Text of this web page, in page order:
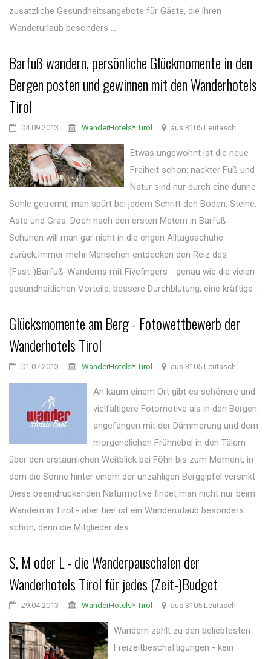
zusätzliche Gesundheitsangebote für Gäste, die ihren
Wanderurlaub besonders ...
Barfuß wandern, persönliche Glückmomente in den
Bergen posten und gewinnen mit den Wanderhotels
Tirol
04.09.2013 WanderHotels* Tirol aus 3105 Leutasch
Etwas ungewohnt ist die neue
Freiheit schon: nackter Fuß und
Natur sind nur durch eine dünne
Sohle getrennt, man spürt bei jedem Schritt den Boden, Steine,
Äste und Gras. Doch nach den ersten Metern in Barfuß-
Schuhen will man gar nicht in die engen Alltagsschuhe
zurück.Immer mehr Menschen entdecken den Reiz des
(Fast-)Barfuß-Wanderns mit Fivefingers - genau wie die vielen
gesundheitlichen Vorteile: bessere Durchblutung, eine kräftige ...
Glücksmomente am Berg - Fotowettbewerb der
Wanderhotels Tirol
01.07.2013 WanderHotels* Tirol aus 3105 Leutasch
An kaum einem Ort gibt es schönere und
vielfältigere Fotomotive als in den Bergen:
angefangen mit der Dämmerung und dem
morgendlichen Frühnebel in den Tälern
über den erstaunlichen Weitblick bei Föhn bis zum Moment, in
dem die Sonne hinter einem der unzähligen Berggipfel versinkt.
Diese beeindruckenden Naturmotive findet man nicht nur beim
Wandern in Tirol - aber hier ist ein Wanderurlaub besonders
schön, denn die Mitglieder des ...
S, M oder L - die Wanderpauschalen der
Wanderhotels Tirol für jedes (Zeit-)Budget
29.04.2013 WanderHotels* Tirol aus 3105 Leutasch
Wandern zählt zu den beliebtesten
Freizeitbeschäftigungen - kein